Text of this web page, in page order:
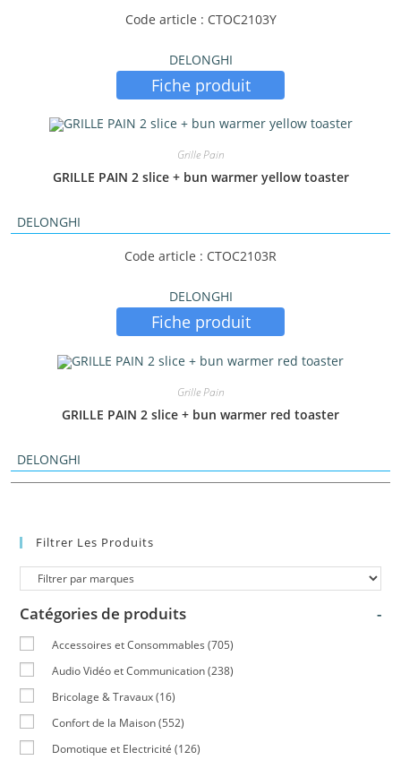
Code article : CTOC2103Y
DELONGHI
Fiche produit
Grille Pain
GRILLE PAIN 2 slice + bun warmer yellow toaster
DELONGHI
Code article : CTOC2103R
DELONGHI
Fiche produit
Grille Pain
GRILLE PAIN 2 slice + bun warmer red toaster
DELONGHI
Filtrer Les Produits
Catégories de produits -
Accessoires et Consommables (705)
Audio Vidéo et Communication (238)
Bricolage & Travaux (16)
Confort de la Maison (552)
Domotique et Electricité (126)